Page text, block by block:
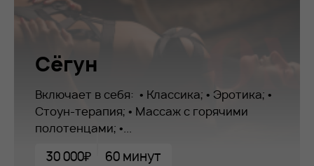
Сёгун
Включает в себя: • Классика; • Эротика; •
Стоун-терапия; • Массаж с горячими
полотенцами; •...
30 000₽ 60 минут